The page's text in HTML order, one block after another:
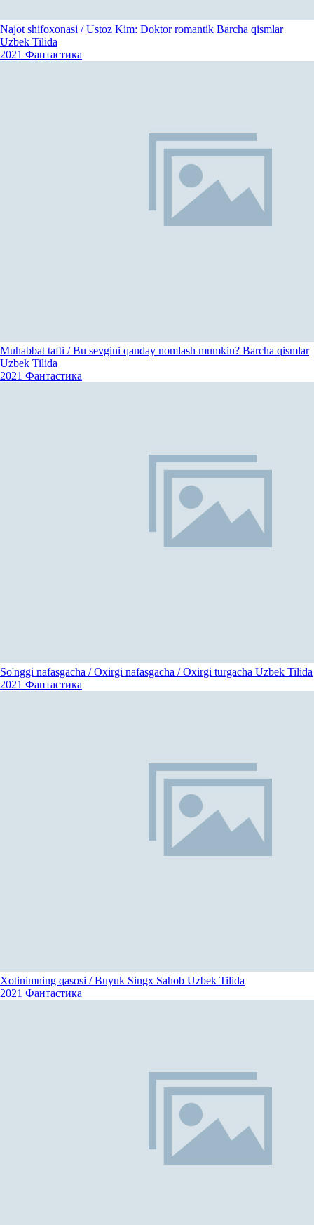
Najot shifoxonasi / Ustoz Kim: Doktor romantik Barcha qismlar
Uzbek Tilida
2021 Фантастика
Muhabbat tafti / Bu sevgini qanday nomlash mumkin? Barcha qismlar
Uzbek Tilida
2021 Фантастика
So'nggi nafasgacha / Oxirgi nafasgacha / Oxirgi turgacha Uzbek Tilida
2021 Фантастика
Xotinimning qasosi / Buyuk Singx Sahob Uzbek Tilida
2021 Фантастика